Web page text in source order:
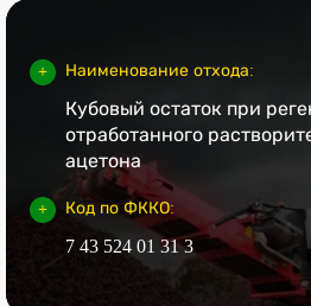
Наименование отхода:
Кубовый остаток при
отработанного
ацетона
Код по ФККО:
7 43 524 01 31 3